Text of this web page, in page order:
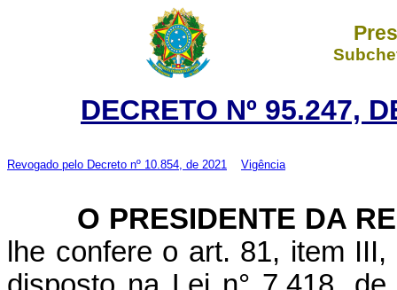
DECRETO Nº 95.247,
Revogado pelo Decreto nº 10.854, de 2021 Vigência
O PRESIDENTE DA
lhe confere o art. 81, item